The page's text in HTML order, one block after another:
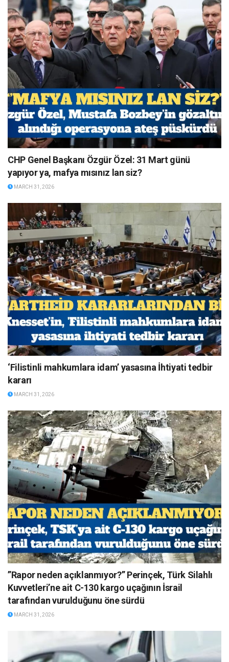
CHP Genel Başkanı Özgür Özel: 31 Mart günü
yapıyor ya, mafya mısınız lan siz?
MARCH 31, 2026
‘Filistinli mahkumlara idam’ yasasına İhtiyati tedbir
kararı
MARCH 31, 2026
”Rapor neden açıklanmıyor?” Perinçek, Türk Silahlı
Kuvvetleri’ne ait C-130 kargo uçağının İsrail
tarafından vurulduğunu öne sürdü
MARCH 31, 2026